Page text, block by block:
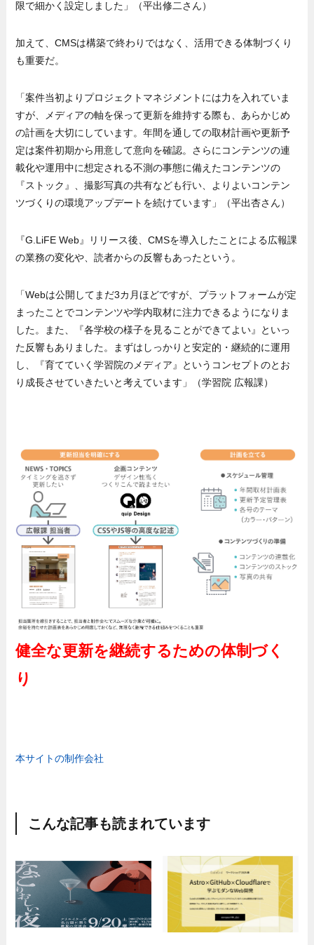
限で細かく設定しました」（平出修二さん）
加えて、CMSは構築で終わりではなく、活用できる体制づくり
も重要だ。
「案件当初よりプロジェクトマネジメントには力を入れていま
すが、メディアの軸を保って更新を維持する際も、あらかじめ
の計画を大切にしています。年間を通しての取材計画や更新予
定は案件初期から用意して意向を確認。さらにコンテンツの連
載化や運用中に想定される不測の事態に備えたコンテンツの
『ストック』、撮影写真の共有なども行い、よりよいコンテン
ツづくりの環境アップデートを続けています」（平出杏さん）
『G.LiFE Web』リリース後、CMSを導入したことによる広報課
の業務の変化や、読者からの反響もあったという。
「Webは公開してまだ3カ月ほどですが、プラットフォームが定
まったことでコンテンツや学内取材に注力できるようになりま
した。また、『各学校の様子を見ることができてよい』といっ
た反響もありました。まずはしっかりと安定的・継続的に運用
し、『育てていく学習院のメディア』というコンセプトのとお
り成長させていきたいと考えています」（学習院 広報課）
健全な更新を継続するための体制づく
り
本サイトの制作会社
こんな記事も読まれています